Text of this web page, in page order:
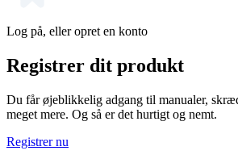
Log på, eller opret en konto
Registrer dit produkt
Du får øjeblikkelig adgang til manualer,
meget mere. Og så er det hurtigt og nemt.
Registrer nu